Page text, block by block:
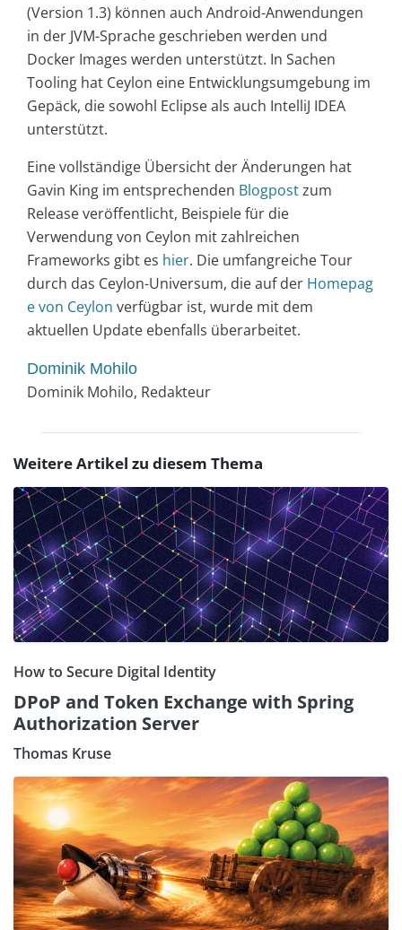
(Version 1.3) können auch Android-Anwendungen
in der JVM-Sprache geschrieben werden und
Docker Images werden unterstützt. In Sachen
Tooling hat Ceylon eine Entwicklungsumgebung im
Gepäck, die sowohl Eclipse als auch IntelliJ IDEA
unterstützt.
Eine vollständige Übersicht der Änderungen hat
Gavin King im entsprechenden Blogpostzum
Release veröffentlicht, Beispiele für die
Verwendung von Ceylon mit zahlreichen
Frameworks gibt es hier. Die umfangreiche Tour
durch das Ceylon-Universum, die auf der Homepag
e von Ceylon verfügbar ist, wurde mit dem
aktuellen Update ebenfalls überarbeitet.
Dominik Mohilo
Dominik Mohilo, Redakteur
Weitere Artikel zu diesem Thema
How to Secure Digital Identity
DPoP and Token Exchange with Spring
Authorization Server
Thomas Kruse